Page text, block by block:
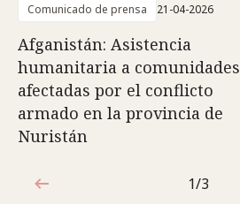
Comunicado de prensa 21-04-2026
Afganistán: Asistencia
humanitaria a comunidades
afectadas por el conflicto
armado en la provincia de
Nuristán
1de3
1/3